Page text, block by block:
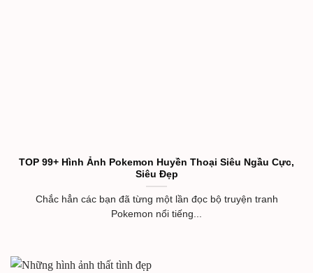
TOP 99+ Hình Ảnh Pokemon Huyền Thoại Siêu Ngầu Cực,
Siêu Đẹp
Chắc hẳn các bạn đã từng một lần đọc bộ truyện tranh
Pokemon nổi tiếng...